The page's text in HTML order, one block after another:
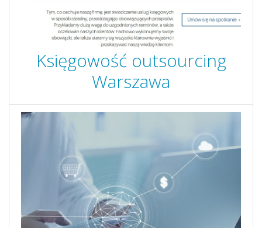
Księgowość outsourcing
Warszawa